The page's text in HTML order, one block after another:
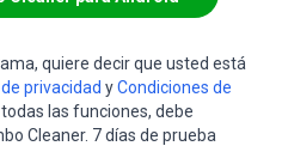
quiere decir que usted está
privacidad yCondiciones de
todas las funciones, debe
Cleaner. 7 días de prueba